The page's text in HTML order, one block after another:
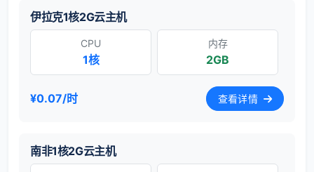
伊拉克1核2G云主机
CPU
1核
内存
2GB
¥0.07/时 查看详情
南非1核2G云主机